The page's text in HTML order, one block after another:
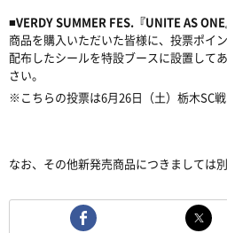
■VERDY SUMMER FES.『UNITE AS
商品を購入いただいた皆様に、投票ポイ
配布したシールを特設ブースに設置して
さい。
※こちらの投票は6月26日（土）栃木SC戦
なお、その他新発売商品につきましては